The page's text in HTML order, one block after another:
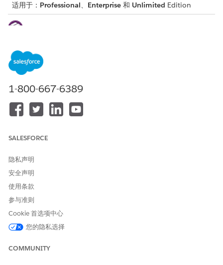
适用于： Professional、 Enterprise 和 Unlimited Edition
单击新建
从现有简档列表中，选择
保存更改。
请与我们共享您的想法，以便我们进行改进！
1-800-667-6389
SALESFORCE
隐私声明
安全声明
使用条款
参与准则
Cookie 首选项中心
您的隐私选择
COMMUNITY